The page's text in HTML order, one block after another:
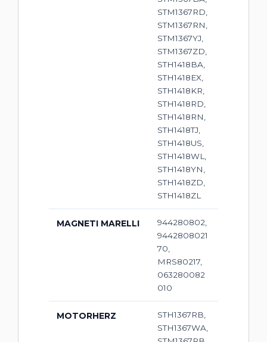
STM1367RD,
STM1367RN,
STM1367YJ,
STM1367ZD,
STH1418BA,
STH1418EX,
STH1418KR,
STH1418RD,
STH1418RN,
STH1418TJ,
STH1418US,
STH1418WL,
STH1418YN,
STH1418ZD,
STH1418ZL
MAGNETI MARELLI
944280802,
9442808021
70,
MRS80217,
063280082
010
MOTORHERZ
STH1367RB,
STH1367WA,